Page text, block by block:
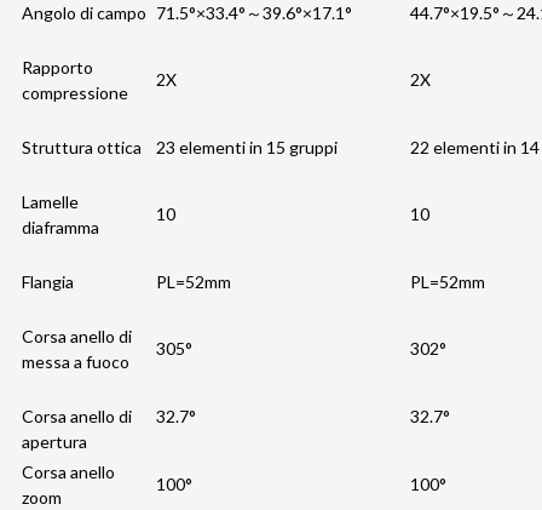
Angolo di campo 71.5°×33.4°～39.6°×17.1° 44.7°×19.5°～
Rapporto
compressione
2X 2X
Struttura ottica 23 elementi in 15 gruppi 22 elementi in
Lamelle
diaframma
10 10
Flangia PL=52mm PL=52mm
Corsa anello di
messa a fuoco
305° 302°
Corsa anello di
apertura
32.7° 32.7°
Corsa anello
zoom
100° 100°